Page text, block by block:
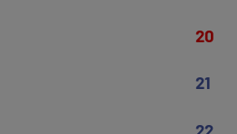
20
21
22